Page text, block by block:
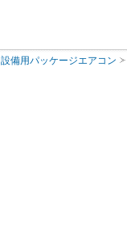
設備用パッケージエアコン